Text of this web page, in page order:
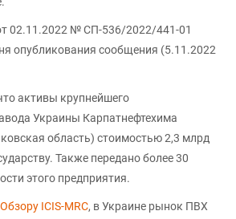
02.11.2022 № СП-536/2022/441-01
опубликования сообщения (5.11.2022
активы крупнейшего
Украины Карпатнефтехима
область) стоимостью 2,3 млрд
Также передано более 30
этого предприятия.
ICIS-MRC, в Украине рынок ПВХ